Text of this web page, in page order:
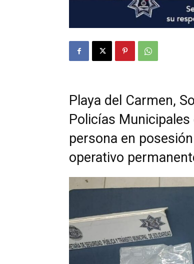
Playa del Carmen,
Policías
persona en
operativo